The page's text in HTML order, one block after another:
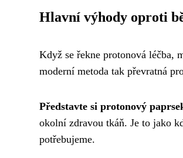
Hlavní výhody oproti
Když se řekne protonová léčba,
moderní metoda tak převratná
Představte si protonový
okolní zdravou tkáň. Je to jako
potřebujeme.